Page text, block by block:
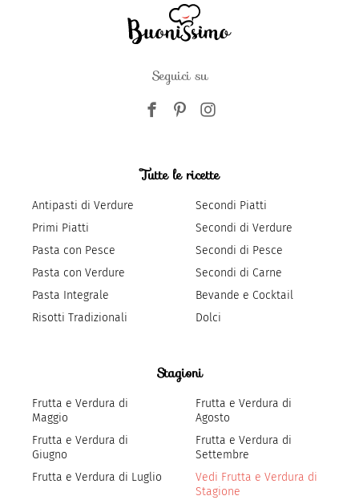
Seguici su
Tutte le ricette
Antipasti di Verdure
Primi Piatti
Pasta con Pesce
Pasta con Verdure
Pasta Integrale
Risotti Tradizionali
Secondi Piatti
Secondi di Verdure
Secondi di Pesce
Secondi di Carne
Bevande e Cocktail
Dolci
Stagioni
Frutta e Verdura di
Maggio
Frutta e Verdura di
Giugno
Frutta e Verdura di Luglio
Frutta e Verdura di
Agosto
Frutta e Verdura di
Settembre
Vedi Frutta e Verdura di
Stagione